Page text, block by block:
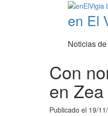
en El
Noticias
Con
en Zea
Publicado el 19/